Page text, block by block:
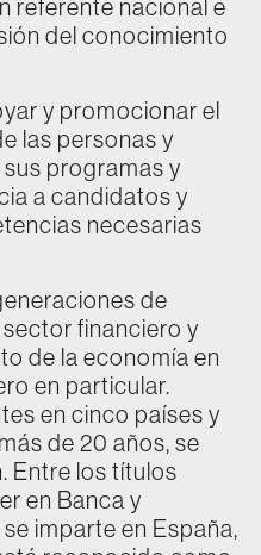
referente nacional e
del conocimiento
y promocionar el
las personas y
programas y
a candidatos y
necesarias
de
financiero y
de la economía en
en particular.
en cinco países y
de 20 años, se
Entre los títulos
en Banca y
imparte en España,